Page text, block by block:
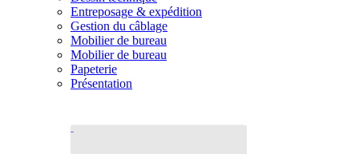
Entreposage & expédition
Gestion du câblage
Mobilier de bureau
Mobilier de bureau
Papeterie
Présentation